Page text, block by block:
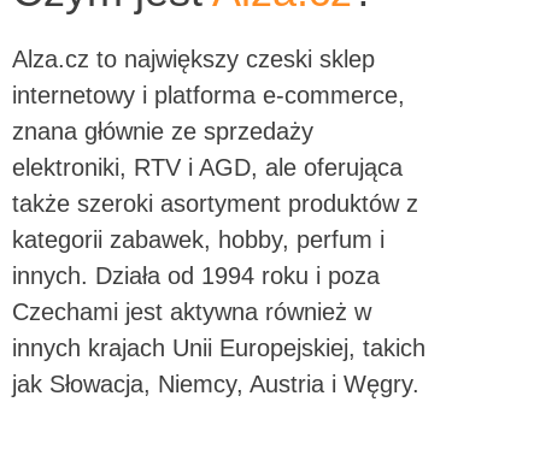
Alza.cz to największy czeski sklep
internetowy i platforma e-commerce,
znana głównie ze sprzedaży
elektroniki, RTV i AGD, ale oferująca
także szeroki asortyment produktów z
kategorii zabawek, hobby, perfum i
innych. Działa od 1994 roku i poza
Czechami jest aktywna również w
innych krajach Unii Europejskiej, takich
jak Słowacja, Niemcy, Austria i Węgry.